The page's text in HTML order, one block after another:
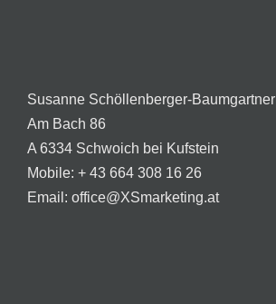
Susanne Schöllenberger-Baumgartner
Am Bach 86
A 6334 Schwoich bei Kufstein
Mobile: + 43 664 308 16 26
Email: office@XSmarketing.at